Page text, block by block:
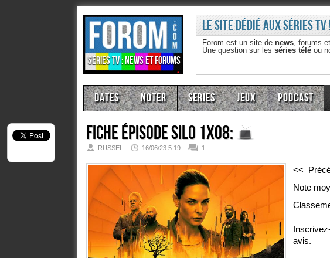
Séries TV : news et forums
Le site dédié aux séries TV
Forom est un site de news, forums
Une question sur les séries téléou
Dates Noter Series Jeux Podcast
Fiche épisodeSilo 1x08:
RUSSEL 16/06/23 5:19 1
<<
Note
avis.